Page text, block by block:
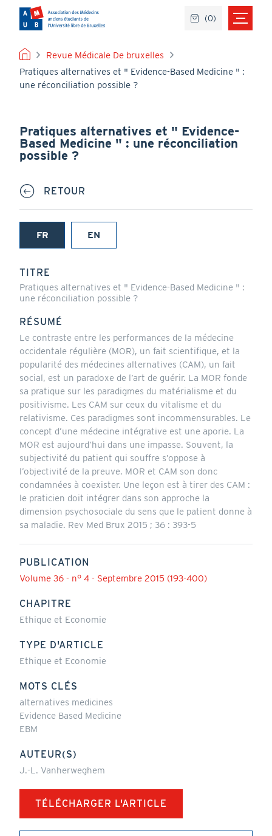
contenu
principal
FIL
D'ARIANE
Revue Médicale De bruxelles
Pratiques alternatives et " Evidence-Based Medicine " :
une réconciliation possible ?
Pratiques alternatives et " Evidence-
Based Medicine " : une réconciliation
possible ?
RETOUR
FR
(onglet
EN
TITRE
Pratiques alternatives et " Evidence-Based Medicine " :
une réconciliation possible ?
RÉSUMÉ
Le contraste entre les performances de la médecine
occidentale régulière (MOR), un fait scientifique, et la
popularité des médecines alternatives (CAM), un fait
social, est un paradoxe de l’art de guérir. La MOR fonde
sa pratique sur les paradigmes du matérialisme et du
positivisme. Les CAM sur ceux du vitalisme et du
relativisme. Ces paradigmes sont incommensurables. Le
concept d’une médecine intégrative est une aporie. La
MOR est aujourd’hui dans une impasse. Souvent, la
subjectivité du patient qui souffre s’oppose à
l’objectivité de la preuve. MOR et CAM son donc
condamnées à coexister. Une leçon est à tirer des CAM :
le praticien doit intégrer dans son approche la
dimension psychosociale du sens que le patient donne à
sa maladie. Rev Med Brux 2015 ; 36 : 393-5
PUBLICATION
Volume 36 - n° 4 - Septembre 2015 (193-400)
CHAPITRE
Ethique et Economie
TYPE D'ARTICLE
Ethique et Economie
MOTS CLÉS
alternatives medicines
Evidence Based Medicine
EBM
AUTEUR(S)
J.-L. Vanherweghem
TÉLÉCHARGER L'ARTICLE
(0)